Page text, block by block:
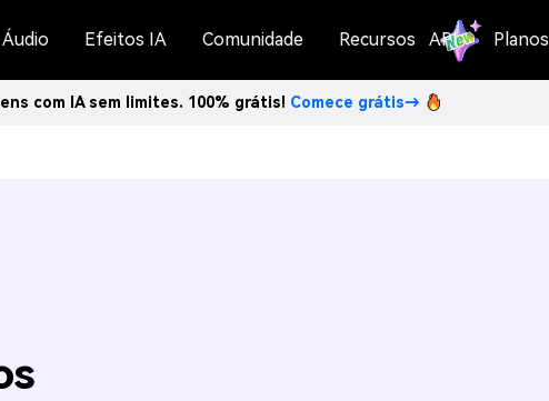
Áudio Efeitos IA Comunidade Recursos API Planos
com IA sem limites. 100% grátis! Comece grátis→